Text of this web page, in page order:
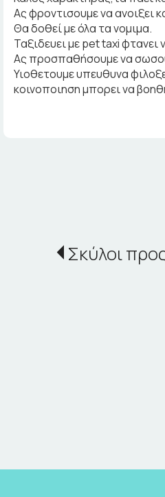
Ας φροντισουμε να ανοιξει
Θα δοθεί με όλα τα νομιμα.
Ταξιδευει με pet taxi φτανει
Ας προσπαθήσουμε να
Υιοθετουμε υπευθυνα
κοινοποιηση μπορει να
Σκύλοι